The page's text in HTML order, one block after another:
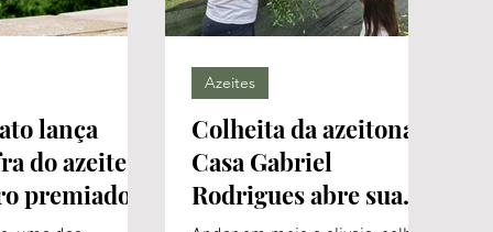
lança
do azeite
premiado
Colheita da azeitona:
Casa Gabriel
Rodrigues abre sua
Azeites